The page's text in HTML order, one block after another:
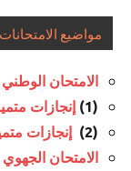
مواضيع
الامتحان
(1)
إنجازات
(2)
إنجازات
الامتحان